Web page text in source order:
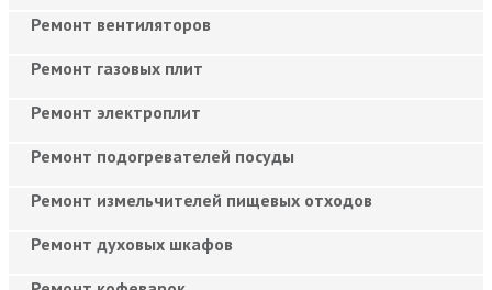
Ремонт вентиляторов
Ремонт газовых плит
Ремонт электроплит
Ремонт подогревателей посуды
Ремонт измельчителей пищевых отходов
Ремонт духовых шкафов